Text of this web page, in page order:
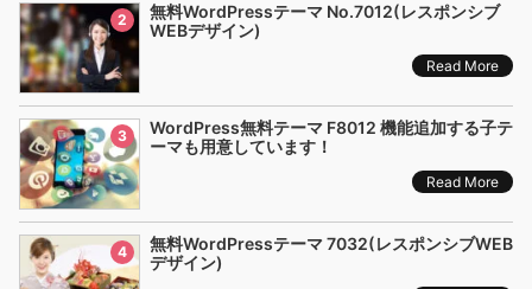
2
無料WordPressテーマ No.7012(レスポンシブ
WEBデザイン)
Read More
3
WordPress無料テーマ F8012 機能追加する子テ
ーマも用意しています！
Read More
4
無料WordPressテーマ 7032(レスポンシブWEB
デザイン)